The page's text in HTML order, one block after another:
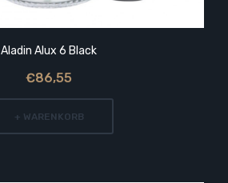
Aladin Alux 6 Black
€86,55
+ WARENKORB